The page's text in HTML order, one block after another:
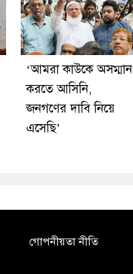
‘আমরা কাউকে অসম্মান
করতে আসিনি,
জনগণের দাবি নিয়ে
এসেছি’
গোপনীয়তা নীতি